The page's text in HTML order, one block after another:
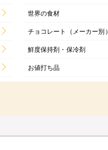
世界の食材
チョコレート（メーカー別）
鮮度保持剤・保冷剤
お値打ち品